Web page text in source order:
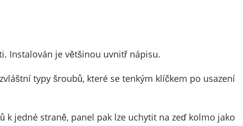
Instalován je většinou uvnitř nápisu.
typy šroubů, které se tenkým klíčkem po usazení
k jedné straně, panel pak lze uchytit na zeď kolmo jako